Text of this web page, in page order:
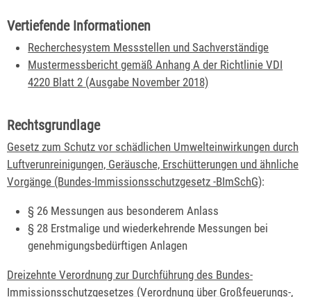
Vertiefende Informationen
Recherchesystem Messstellen und Sachverständige
Mustermessbericht gemäß Anhang A der Richtlinie VDI
4220 Blatt 2 (Ausgabe November 2018)
Rechtsgrundlage
Gesetz zum Schutz vor schädlichen Umwelteinwirkungen durch
Luftverunreinigungen, Geräusche, Erschütterungen und ähnliche
Vorgänge (Bundes-Immissionsschutzgesetz -BImSchG):
§ 26 Messungen aus besonderem Anlass
§ 28 Erstmalige und wiederkehrende Messungen bei
genehmigungsbedürftigen Anlagen
Dreizehnte Verordnung zur Durchführung des Bundes-
Immissionsschutzgesetzes (Verordnung über Großfeuerungs-,